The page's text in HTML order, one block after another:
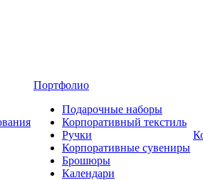
Портфолио
Подарочные наборы
Корпоративный текстиль
Ручки
Корпоративные сувениры
Брошюры
Календари